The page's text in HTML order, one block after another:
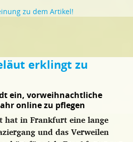
zu dem Artikel!
erklingt zu
ein, vorweihnachtliche
online zu pflegen
hat in Frankfurt eine lange
und das Verweilen